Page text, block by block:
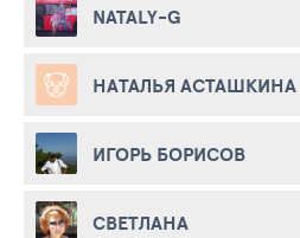
NATALY-G
НАТАЛЬЯ АСТАШКИНА
ИГОРЬ БОРИСОВ
СВЕТЛАНА